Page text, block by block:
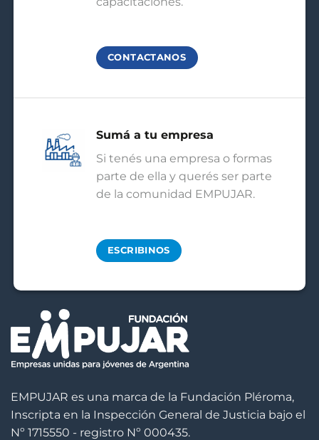
CONTACTANOS
Sumá a tu empresa
Si tenés una empresa o formas
parte de ella y querés ser parte
de la comunidad EMPUJAR.
ESCRIBINOS
EMPUJAR es una marca de la Fundación Pléroma,
Inscripta en la Inspección General de Justicia bajo el
Nº 1715550 - registro Nº 000435.